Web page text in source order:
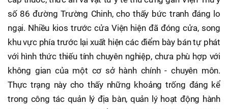
số 86 đường Trường Chinh, cho thấy bức tranh đáng lo
ngại. Nhiều kios trước cửa Viện hiện đã đóng cửa, song
khu vực phía trước lại xuất hiện các điểm bày bán tự phát
với hình thức thiếu tính chuyên nghiệp, chưa phù hợp với
không gian của một cơ sở hành chính - chuyên môn.
Thực trạng này cho thấy những khoảng trống đáng kể
trong công tác quản lý địa bàn, quản lý hoạt động hành